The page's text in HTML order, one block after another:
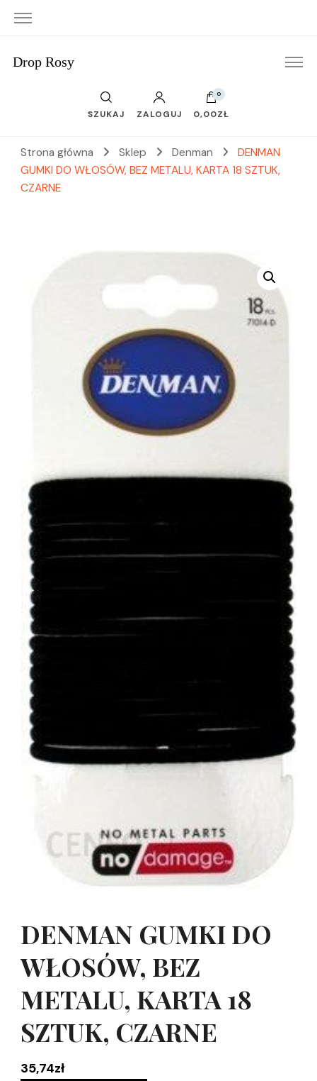
Drop Rosy
SZUKAJ ZALOGUJ
0
0,00ZŁ
Strona główna Sklep Denman
DENMAN
GUMKI DO WŁOSÓW, BEZ METALU, KARTA 18 SZTUK,
CZARNE
DENMAN GUMKI DO
WŁOSÓW, BEZ
METALU, KARTA 18
SZTUK, CZARNE
35,74zł